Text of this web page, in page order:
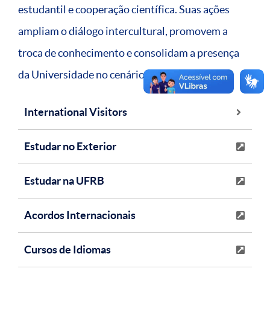
estudantil e cooperação científica. Suas ações
ampliam o diálogo intercultural, promovem a
troca de conhecimento e consolidam a presença
da Universidade no cenário global.
International Visitors
Estudar no Exterior
Estudar na UFRB
Acordos Internacionais
Cursos de Idiomas